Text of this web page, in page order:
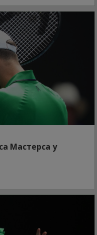
Мастерса у